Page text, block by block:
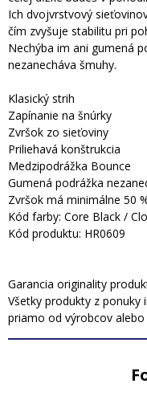
Ich dvojvrstvový
čím zvyšuje stabilitu pri
Nechýba im ani gumená
nezanecháva šmuhy.
Klasický strih
Zapínanie na šnúrky
Zvršok zo sieťoviny
Priliehavá konštrukcia
Medzipodrážka Bounce
Gumená podrážka
Zvršok má minimálne 50
Kód farby: Core Black /
Kód produktu: HR0609
Garancia originality
Všetky produkty z ponuky
priamo od výrobcov